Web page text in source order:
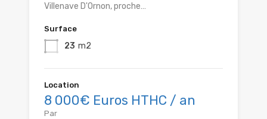
Villenave D'Ornon, proche…
Surface
23 m2
Location
8 000€ Euros HTHC / an
Par